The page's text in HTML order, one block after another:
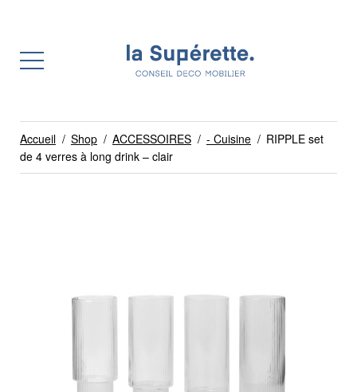
Accueil / Shop / ACCESSOIRES / - Cuisine / RIPPLE set
de 4 verres à long drink – clair